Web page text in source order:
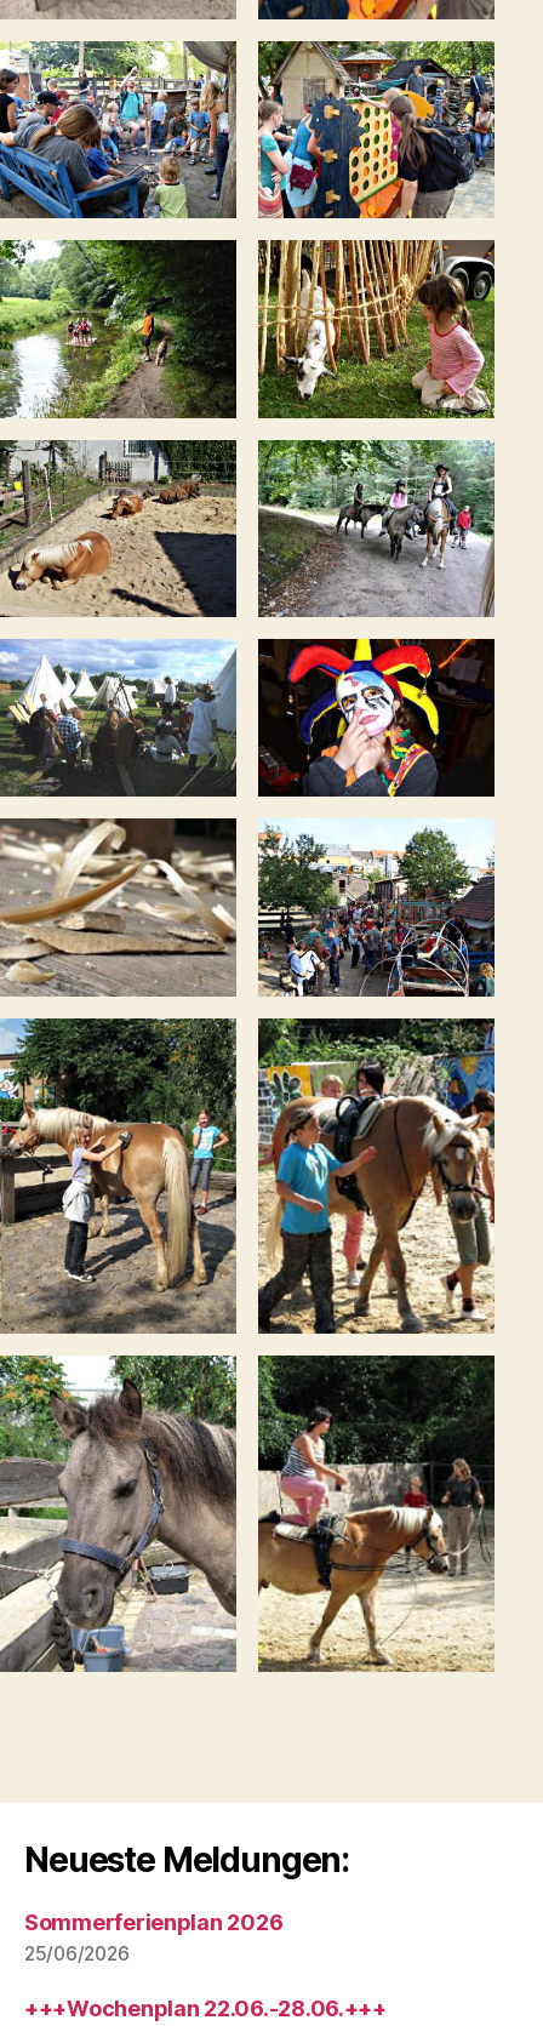
Neueste Meldungen:
Sommerferienplan 2026
25/06/2026
+++Wochenplan 22.06.-28.06.+++